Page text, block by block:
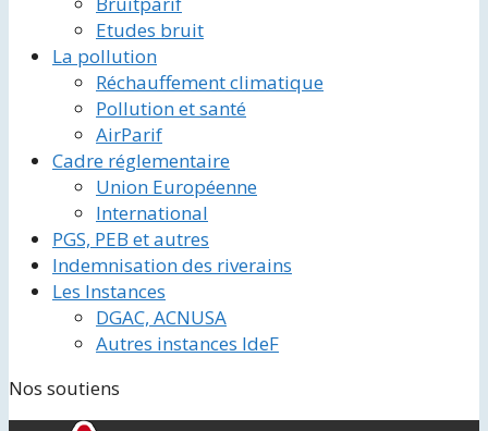
Etudes bruit
La pollution
Réchauffement climatique
Pollution et santé
AirParif
Cadre réglementaire
Union Européenne
International
PGS, PEB et autres
Indemnisation des riverains
Les Instances
DGAC, ACNUSA
Autres instances IdeF
Nos soutiens